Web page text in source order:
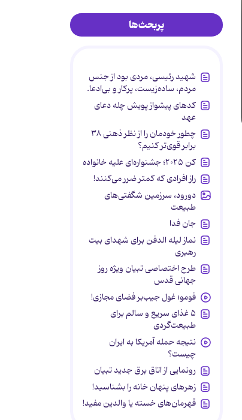
پربحث‌ها
شهید رئیسی، مردی بود از جنس
مردم، ساده‌زیست، پرکار و بی‌ادعا.
کدهای پیشواز پویش چله دعای
عهد
چطور خودمان را از نظر ذهنی ۳۸
برابر قوی‌تر کنیم؟
کن ۲۰۲۵؛ جشنواره‌ای علیه خانواده
راز افرادی که کمتر ضرر می‌کنند!
دورود، سرزمین شگفتی‌های
طبیعت
جان فدا
نماز لیله الدفن برای شهدای بیت
رهبری
طرح اختصاصی تبیان ویژه روز
جهانی قدس
فومو؛ غول جیب‌بر فضای مجازی!
۵ غذای سریع و سالم برای
طبیعت‌گردی
نتیجه حمله آمریکا به ایران
چیست؟
رونمایی از اتاق برق جدید تبیان
زهرهای پنهان خانه را بشناسید!
قهرمان‌های خسته یا والدین مفید!